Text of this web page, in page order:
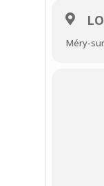
Méry-